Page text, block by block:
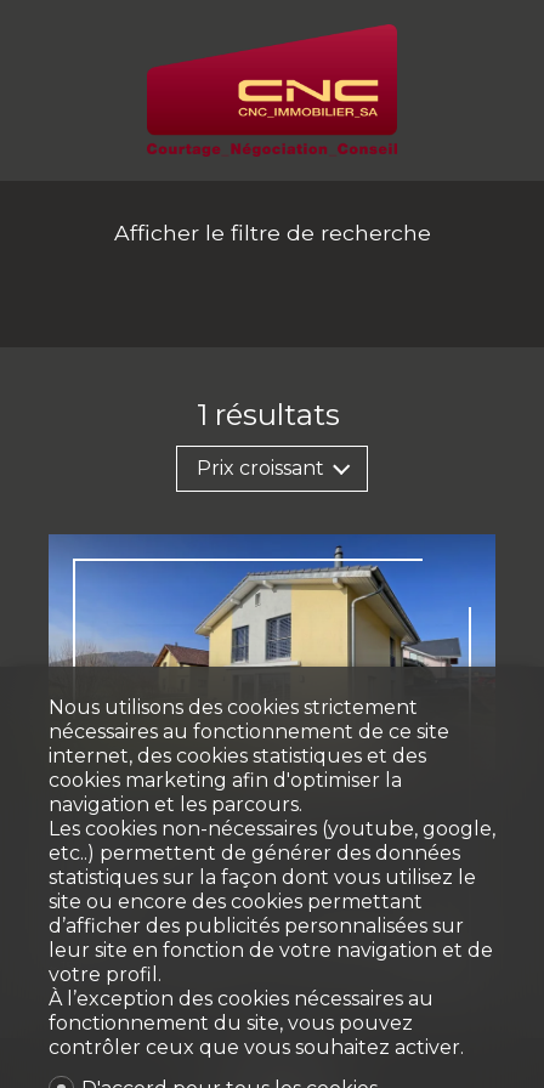
Afficher le filtre de recherche
1 résultats
Prix croissant
Vendu
Maison individuelle
La Roche FR
~ 152.4 m²
Nous utilisons des cookies strictement
nécessaires au fonctionnement de ce site
internet, des cookies statistiques et des
cookies marketing afin d'optimiser la
navigation et les parcours.
Les cookies non-nécessaires (youtube, google,
etc..) permettent de générer des données
statistiques sur la façon dont vous utilisez le
site ou encore des cookies permettant
d’afficher des publicités personnalisées sur
leur site en fonction de votre navigation et de
votre profil.
À l’exception des cookies nécessaires au
fonctionnement du site, vous pouvez
contrôler ceux que vous souhaitez activer.